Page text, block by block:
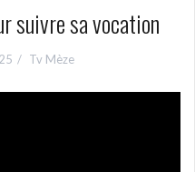
suivre sa vocation
Tv Mèze